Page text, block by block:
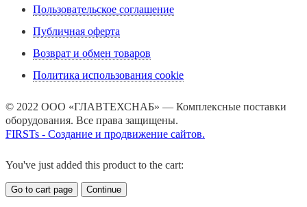
Пользовательское соглашение
Публичная оферта
Возврат и обмен товаров
Политика использования cookie
© 2022 ООО «ГЛАВТЕХСНАБ» — Комплексные поставки
оборудования. Все права защищены.
FIRSTs - Создание и продвижение сайтов.
You've just added this product to the cart:
Go to cart page Continue